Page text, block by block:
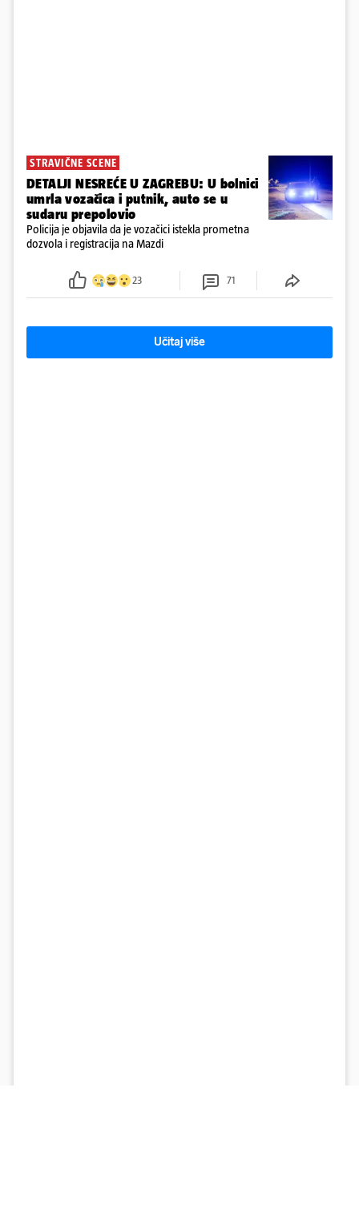
STRAVIČNE SCENE
DETALJI NESREĆE U ZAGREBU: U bolnici
umrla vozačica i putnik, auto se u
sudaru prepolovio
Policija je objavila da je vozačici istekla prometna
dozvola i registracija na Mazdi
23 71
Učitaj više